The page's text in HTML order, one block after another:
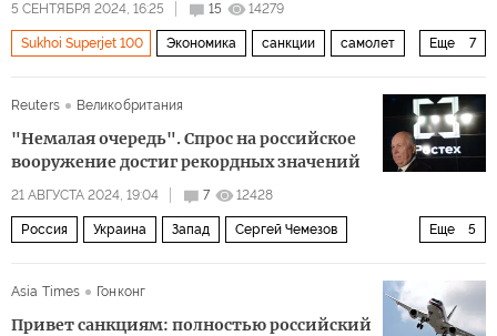
5 СЕНТЯБРЯ 2024, 16:25 15 14279
Еще 7
Sukhoi Superjet 100 Экономика санкции самолет
Reuters Великобритания
"Немалая очередь". Спрос на российское
вооружение достиг рекордных значений
21 АВГУСТА 2024, 19:04 7 12428
Еще 5
Россия Украина Запад Сергей Чемезов
Asia Times Гонконг
Привет санкциям: полностью российский